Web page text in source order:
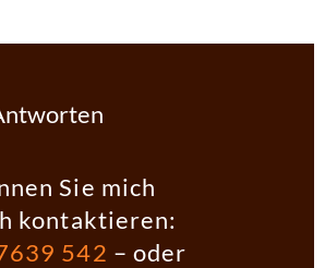
Sie mich
kontaktieren:
542 – oder